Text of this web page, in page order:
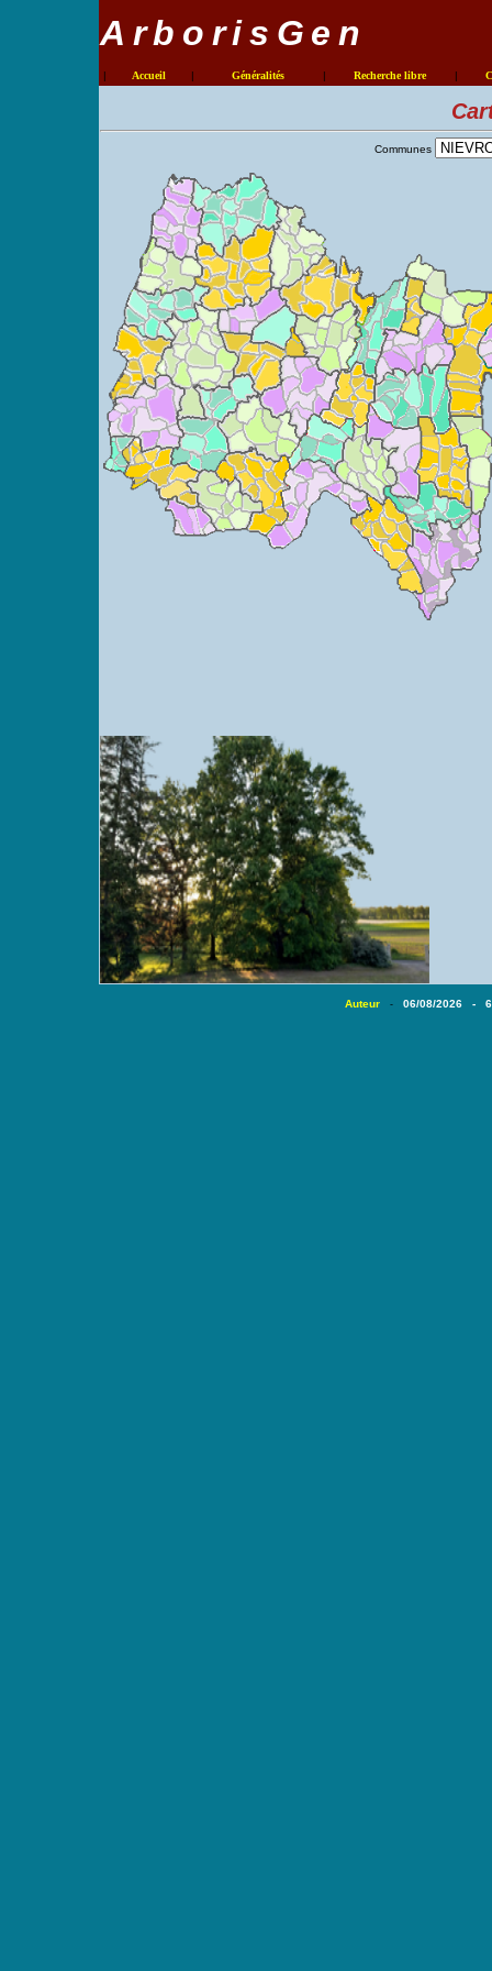
ArborisGen
| Accueil | Généralités | Recherche libre |
Communes
Auteur - 06/08/2026 -